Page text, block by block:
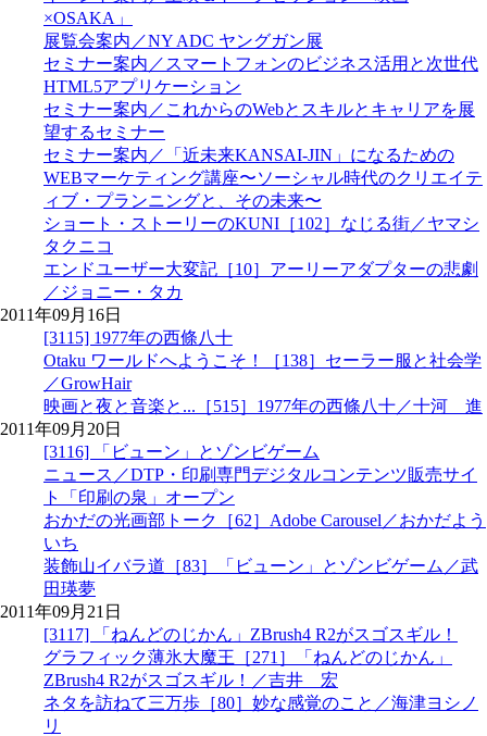
×OSAKA」
展覧会案内／NY ADC ヤングガン展
セミナー案内／スマートフォンのビジネス活用と次世代
HTML5アプリケーション
セミナー案内／これからのWebとスキルとキャリアを展
望するセミナー
セミナー案内／「近未来KANSAI-JIN」になるための
WEBマーケティング講座〜ソーシャル時代のクリエイテ
ィブ・プランニングと、その未来〜
ショート・ストーリーのKUNI［102］なじる街／ヤマシ
タクニコ
エンドユーザー大変記［10］アーリーアダプターの悲劇
／ジョニー・タカ
2011年09月16日
[3115] 1977年の西條八十
Otaku ワールドへようこそ！［138］セーラー服と社会学
／GrowHair
映画と夜と音楽と...［515］1977年の西條八十／十河 進
2011年09月20日
[3116] 「ビューン」とゾンビゲーム
ニュース／DTP・印刷専門デジタルコンテンツ販売サイ
ト「印刷の泉」オープン
おかだの光画部トーク［62］Adobe Carousel／おかだよう
いち
装飾山イバラ道［83］「ビューン」とゾンビゲーム／武
田瑛夢
2011年09月21日
[3117] 「ねんどのじかん」ZBrush4 R2がスゴスギル！
グラフィック薄氷大魔王［271］「ねんどのじかん」
ZBrush4 R2がスゴスギル！／吉井 宏
ネタを訪ねて三万歩［80］妙な感覚のこと／海津ヨシノ
リ